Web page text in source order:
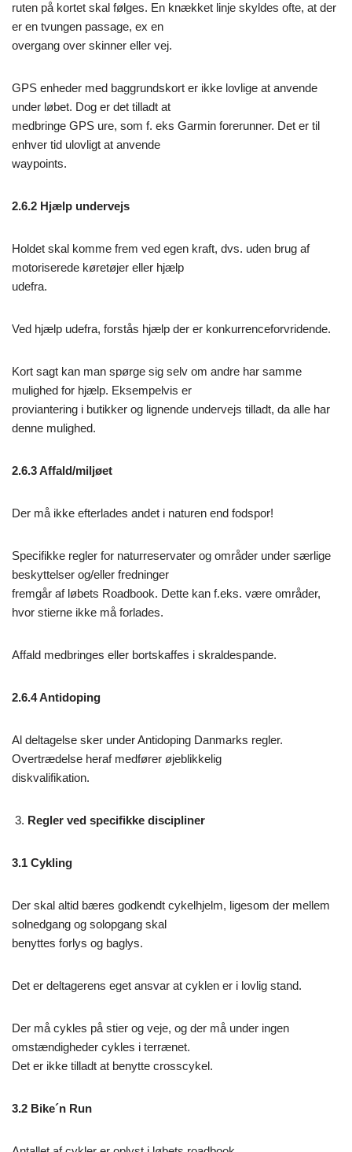
ruten på kortet skal følges. En knækket linje skyldes ofte, at der
er en tvungen passage, ex en
overgang over skinner eller vej.
GPS enheder med baggrundskort er ikke lovlige at anvende
under løbet. Dog er det tilladt at
medbringe GPS ure, som f. eks Garmin forerunner. Det er til
enhver tid ulovligt at anvende
waypoints.
2.6.2 Hjælp undervejs
Holdet skal komme frem ved egen kraft, dvs. uden brug af
motoriserede køretøjer eller hjælp
udefra.
Ved hjælp udefra, forstås hjælp der er konkurrenceforvridende.
Kort sagt kan man spørge sig selv om andre har samme
mulighed for hjælp. Eksempelvis er
proviantering i butikker og lignende undervejs tilladt, da alle har
denne mulighed.
2.6.3 Affald/miljøet
Der må ikke efterlades andet i naturen end fodspor!
Specifikke regler for naturreservater og områder under særlige
beskyttelser og/eller fredninger
fremgår af løbets Roadbook. Dette kan f.eks. være områder,
hvor stierne ikke må forlades.
Affald medbringes eller bortskaffes i skraldespande.
2.6.4 Antidoping
Al deltagelse sker under Antidoping Danmarks regler.
Overtrædelse heraf medfører øjeblikkelig
diskvalifikation.
Regler ved specifikke discipliner
3.1 Cykling
Der skal altid bæres godkendt cykelhjelm, ligesom der mellem
solnedgang og solopgang skal
benyttes forlys og baglys.
Det er deltagerens eget ansvar at cyklen er i lovlig stand.
Der må cykles på stier og veje, og der må under ingen
omstændigheder cykles i terrænet.
Det er ikke tilladt at benytte crosscykel.
3.2 Bike´n Run